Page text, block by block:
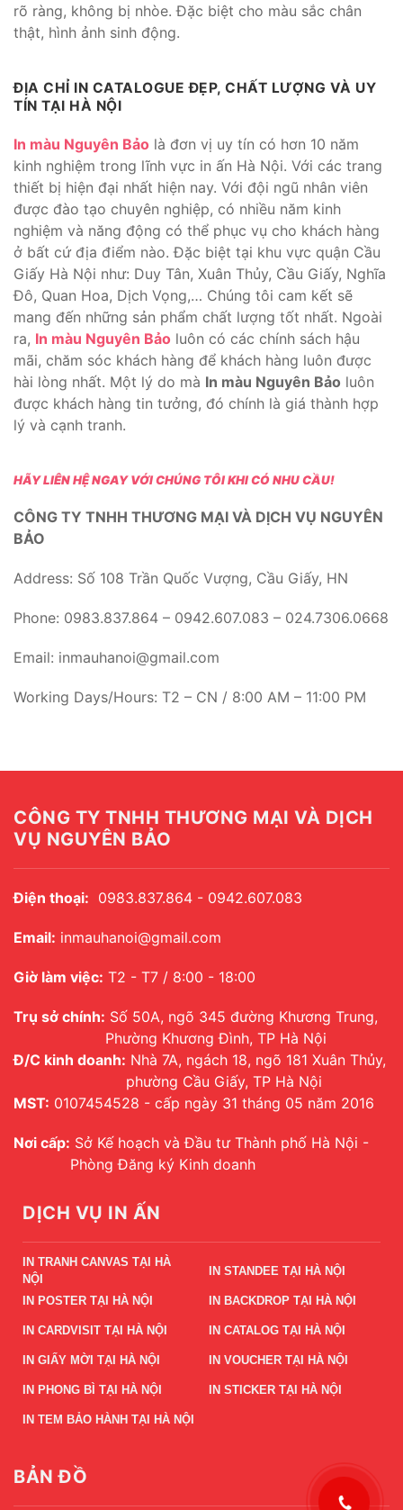
rõ ràng, không bị nhòe. Đặc biệt cho màu sắc chân
thật, hình ảnh sinh động.
ĐỊA CHỈ IN CATALOGUE ĐẸP, CHẤT LƯỢNG VÀ UY
TÍN TẠI HÀ NỘI
In màu Nguyên Bảo là đơn vị uy tín có hơn 10 năm
kinh nghiệm trong lĩnh vực in ấn Hà Nội. Với các trang
thiết bị hiện đại nhất hiện nay. Với đội ngũ nhân viên
được đào tạo chuyên nghiệp, có nhiều năm kinh
nghiệm và năng động có thể phục vụ cho khách hàng
ở bất cứ địa điểm nào. Đặc biệt tại khu vực quận Cầu
Giấy Hà Nội như: Duy Tân, Xuân Thủy, Cầu Giấy, Nghĩa
Đô, Quan Hoa, Dịch Vọng,… Chúng tôi cam kết sẽ
mang đến những sản phẩm chất lượng tốt nhất. Ngoài
ra, In màu Nguyên Bảo luôn có các chính sách hậu
mãi, chăm sóc khách hàng để khách hàng luôn được
hài lòng nhất. Một lý do mà In màu Nguyên Bảo luôn
được khách hàng tin tưởng, đó chính là giá thành hợp
lý và cạnh tranh.
HÃY LIÊN HỆ NGAY VỚI CHÚNG TÔI KHI CÓ NHU CẦU!
CÔNG TY TNHH THƯƠNG MẠI VÀ DỊCH VỤ NGUYÊN
BẢO
Address: Số 108 Trần Quốc Vượng, Cầu Giấy, HN
Phone: 0983.837.864 – 0942.607.083 – 024.7306.0668
Email: inmauhanoi@gmail.com
Working Days/Hours: T2 – CN / 8:00 AM – 11:00 PM
CÔNG TY TNHH THƯƠNG MẠI VÀ DỊCH
VỤ NGUYÊN BẢO
Điện thoại: 0983.837.864 - 0942.607.083
Email: inmauhanoi@gmail.com
Giờ làm việc: T2 - T7 / 8:00 - 18:00
Trụ sở chính: Số 50A, ngõ 345 đường Khương Trung,
Phường Khương Đình, TP Hà Nội
Đ/C kinh doanh: Nhà 7A, ngách 18, ngõ 181 Xuân Thủy,
phường Cầu Giấy, TP Hà Nội
MST: 0107454528 - cấp ngày 31 tháng 05 năm 2016
Nơi cấp: Sở Kế hoạch và Đầu tư Thành phố Hà Nội -
Phòng Đăng ký Kinh doanh
DỊCH VỤ IN ẤN
IN TRANH CANVAS TẠI HÀ
NỘI
IN STANDEE TẠI HÀ NỘI
IN POSTER TẠI HÀ NỘI IN BACKDROP TẠI HÀ NỘI
IN CARDVISIT TẠI HÀ NỘI IN CATALOG TẠI HÀ NỘI
IN GIẤY MỜI TẠI HÀ NỘI IN VOUCHER TẠI HÀ NỘI
IN PHONG BÌ TẠI HÀ NỘI IN STICKER TẠI HÀ NỘI
IN TEM BẢO HÀNH TẠI HÀ NỘI
BẢN ĐỒ